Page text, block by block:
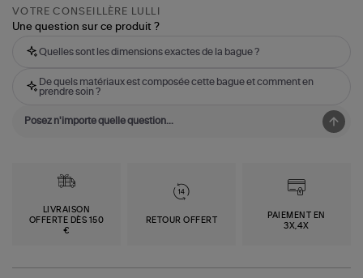
VOTRE CONSEILLÈRE LULLI
Une question sur ce produit ?
Quelles sont les dimensions exactes de la bague ?
De quels matériaux est composée cette bague et comment en
prendre soin ?
LIVRAISON
OFFERTE DÈS 150
€
RETOUR OFFERT
PAIEMENT EN
3X,4X